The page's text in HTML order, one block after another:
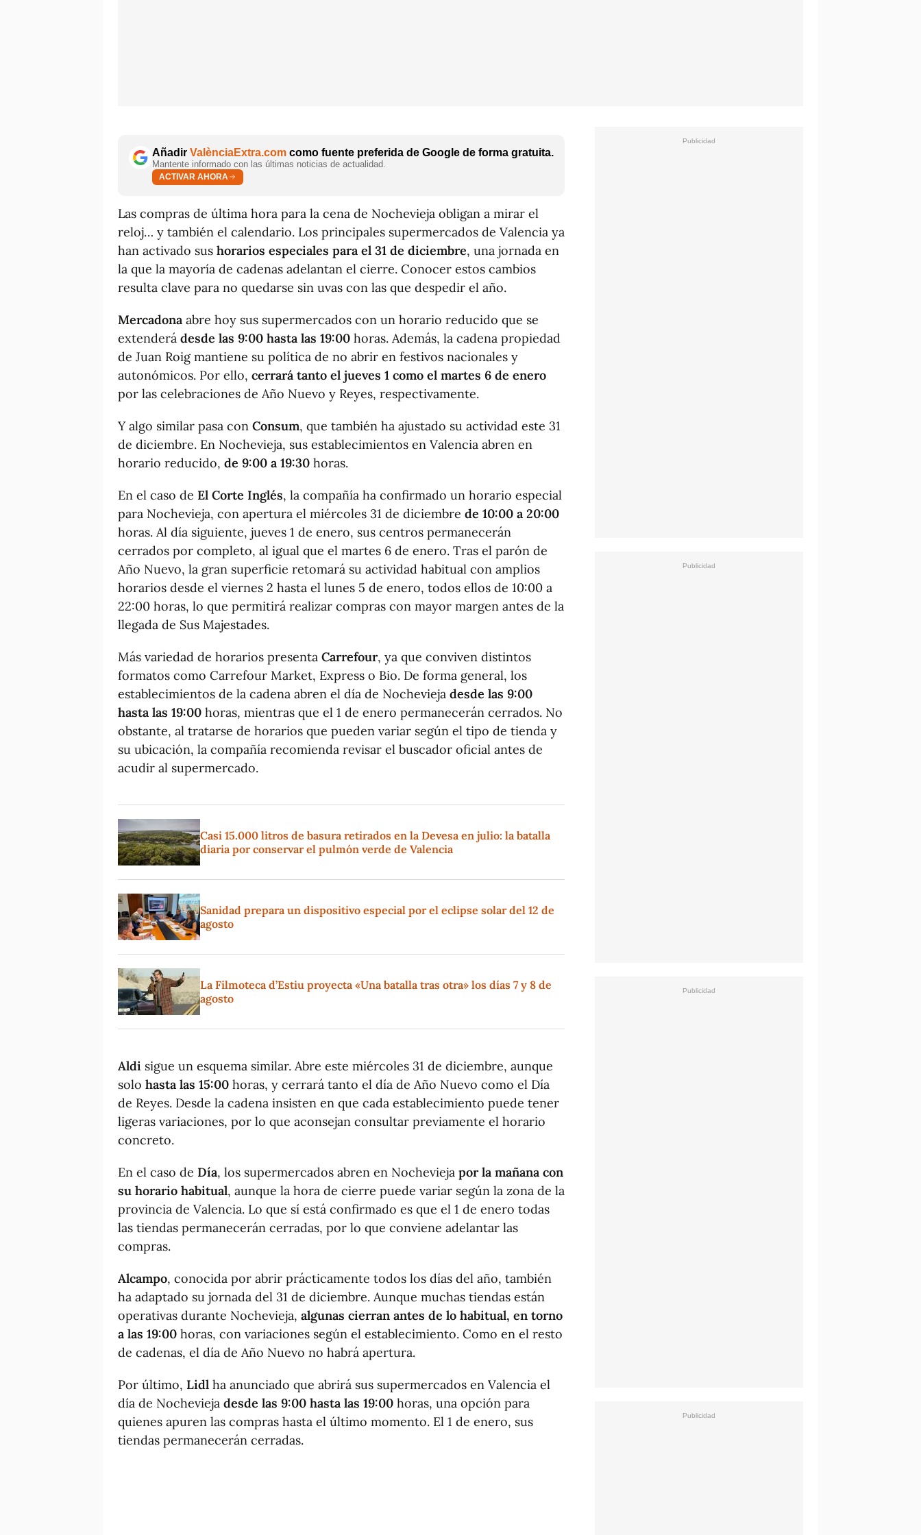
Añadir ValènciaExtra.com como fuente preferida de Google de forma gratuita.
Mantente informado con las últimas noticias de actualidad.
ACTIVAR AHORA
Las compras de última hora para la cena de Nochevieja obligan a mirar el
reloj… y también el calendario. Los principales supermercados de Valencia ya
han activado sus horarios especiales para el 31 de diciembre, una jornada en
la que la mayoría de cadenas adelantan el cierre. Conocer estos cambios
resulta clave para no quedarse sin uvas con las que despedir el año.
Mercadona abre hoy sus supermercados con un horario reducido que se
extenderá desde las 9:00 hasta las 19:00 horas. Además, la cadena propiedad
de Juan Roig mantiene su política de no abrir en festivos nacionales y
autonómicos. Por ello, cerrará tanto el jueves 1 como el martes 6 de enero
por las celebraciones de Año Nuevo y Reyes, respectivamente.
Y algo similar pasa con Consum, que también ha ajustado su actividad este 31
de diciembre. En Nochevieja, sus establecimientos en Valencia abren en
horario reducido, de 9:00 a 19:30 horas.
En el caso de El Corte Inglés, la compañía ha confirmado un horario especial
para Nochevieja, con apertura el miércoles 31 de diciembre de 10:00 a 20:00
horas. Al día siguiente, jueves 1 de enero, sus centros permanecerán
cerrados por completo, al igual que el martes 6 de enero. Tras el parón de
Año Nuevo, la gran superficie retomará su actividad habitual con amplios
horarios desde el viernes 2 hasta el lunes 5 de enero, todos ellos de 10:00 a
22:00 horas, lo que permitirá realizar compras con mayor margen antes de la
llegada de Sus Majestades.
Más variedad de horarios presenta Carrefour, ya que conviven distintos
formatos como Carrefour Market, Express o Bio. De forma general, los
establecimientos de la cadena abren el día de Nochevieja desde las 9:00
hasta las 19:00 horas, mientras que el 1 de enero permanecerán cerrados. No
obstante, al tratarse de horarios que pueden variar según el tipo de tienda y
su ubicación, la compañía recomienda revisar el buscador oficial antes de
acudir al supermercado.
Casi 15.000 litros de basura retirados en la Devesa en julio: la batalla
diaria por conservar el pulmón verde de Valencia
Sanidad prepara un dispositivo especial por el eclipse solar del 12 de
agosto
La Filmoteca d’Estiu proyecta «Una batalla tras otra» los días 7 y 8 de
agosto
Aldi sigue un esquema similar. Abre este miércoles 31 de diciembre, aunque
solo hasta las 15:00 horas, y cerrará tanto el día de Año Nuevo como el Día
de Reyes. Desde la cadena insisten en que cada establecimiento puede tener
ligeras variaciones, por lo que aconsejan consultar previamente el horario
concreto.
En el caso de Día, los supermercados abren en Nochevieja por la mañana con
su horario habitual, aunque la hora de cierre puede variar según la zona de la
provincia de Valencia. Lo que sí está confirmado es que el 1 de enero todas
las tiendas permanecerán cerradas, por lo que conviene adelantar las
compras.
Alcampo, conocida por abrir prácticamente todos los días del año, también
ha adaptado su jornada del 31 de diciembre. Aunque muchas tiendas están
operativas durante Nochevieja, algunas cierran antes de lo habitual, en torno
a las 19:00 horas, con variaciones según el establecimiento. Como en el resto
de cadenas, el día de Año Nuevo no habrá apertura.
Por último, Lidl ha anunciado que abrirá sus supermercados en Valencia el
día de Nochevieja desde las 9:00 hasta las 19:00 horas, una opción para
quienes apuren las compras hasta el último momento. El 1 de enero, sus
tiendas permanecerán cerradas.